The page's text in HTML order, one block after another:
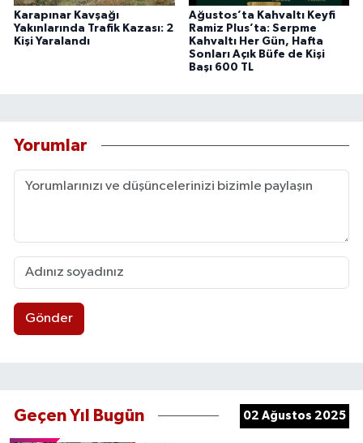
Karapınar Kavşağı
Yakınlarında Trafik Kazası: 2
Kişi Yaralandı
Ağustos’ta Kahvaltı Keyfi
Ramiz Plus’ta: Serpme
Kahvaltı Her Gün, Hafta
Sonları Açık Büfe de Kişi
Başı 600 TL
Yorumlar
Gönder
Geçen Yıl Bugün 02 Ağustos 2025